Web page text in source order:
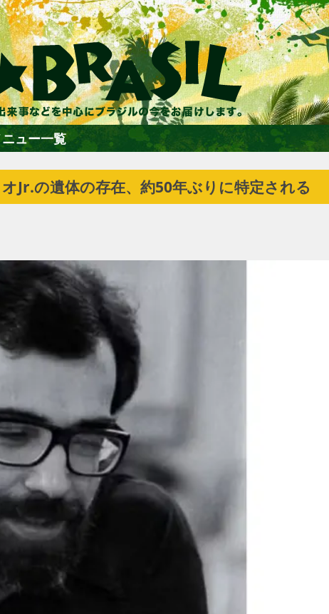
ホーム
ーテイメント
グルメ
トラベル
PEOPLE
ビジネス
コラム
ュー一覧
Jr.の遺体の存在、約50年ぶりに特定される